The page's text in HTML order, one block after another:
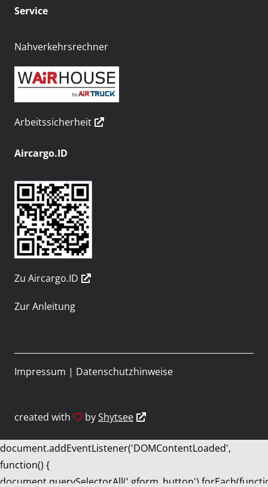
Service
Nahverkehrsrechner
Arbeitssicherheit
Aircargo.ID
Zu Aircargo.ID
Zur Anleitung
created with byShytsee
Impressum | Datenschutzhinweise
document.addEventListener('DOMContentLoaded',
function() {